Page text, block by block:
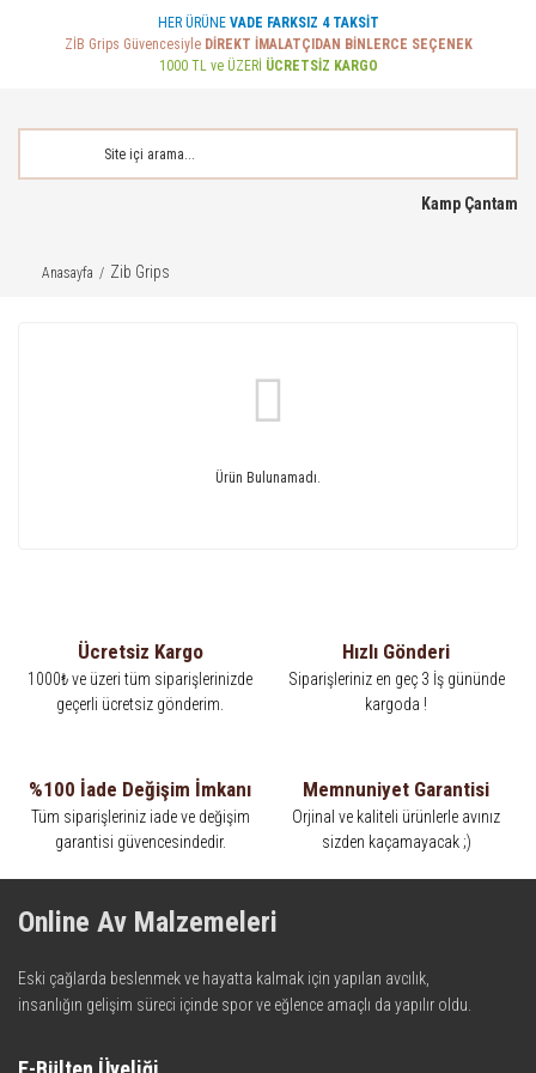
HER ÜRÜNE VADE FARKSIZ 4 TAKSİT
ZİB Grips Güvencesiyle DİREKT İMALATÇIDAN BİNLERCE SEÇENEK
1000 TL ve ÜZERİ ÜCRETSİZ KARGO
Kamp Çantam
Anasayfa Zib Grips
Ürün Bulunamadı.
Ücretsiz Kargo
1000₺ ve üzeri tüm siparişlerinizde
geçerli ücretsiz gönderim.
Hızlı Gönderi
Siparişleriniz en geç 3 İş gününde
kargoda !
%100 İade Değişim İmkanı
Tüm siparişleriniz iade ve değişim
garantisi güvencesindedir.
Memnuniyet Garantisi
Orjinal ve kaliteli ürünlerle avınız
sizden kaçamayacak ;)
Online Av Malzemeleri
Eski çağlarda beslenmek ve hayatta kalmak için yapılan avcılık,
insanlığın gelişim süreci içinde spor ve eğlence amaçlı da yapılır oldu.
teknolojinin dokunuşuyla av malzemelerinde en iyisini meydana